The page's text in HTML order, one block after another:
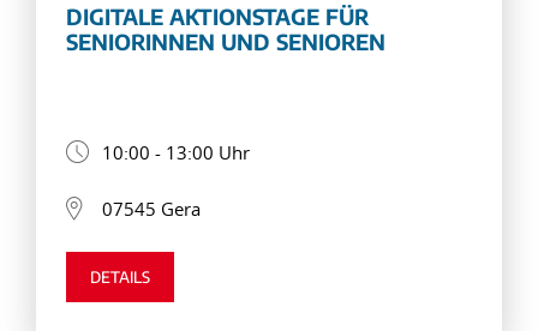
DIGITALE AKTIONSTAGE FÜR
SENIORINNEN UND SENIOREN
10:00 - 13:00 Uhr
07545 Gera
DETAILS